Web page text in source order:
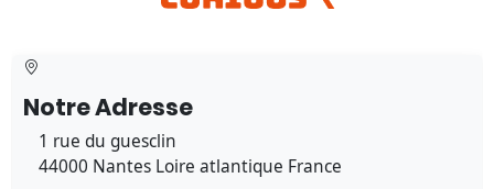
Notre Adresse
1 rue du guesclin
44000 Nantes Loire atlantique France